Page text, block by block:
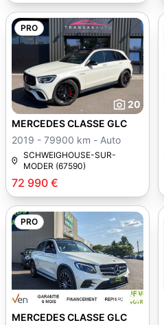
PRO
20
72 990 €
MERCEDES CLASSE GLC
2019 - 79900 km - Auto
SCHWEIGHOUSE-SUR-
MODER (67590)
PRO
30
MERCEDES CLASSE GLC